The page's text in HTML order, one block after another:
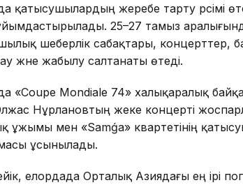
қатысушылардың жеребе тарту рәсімі
25–27 тамыз
шеберлік сабақтары, концерттер,
және жабылу салтанаты өтеді.
«Coupe Mondiale 74» халықаралық
Нұрлановтың жеке концерті
ұжымы мен «Samǵa» квартетінің
ұсынылады.
елордада Орталық Азиядағы ең ірі